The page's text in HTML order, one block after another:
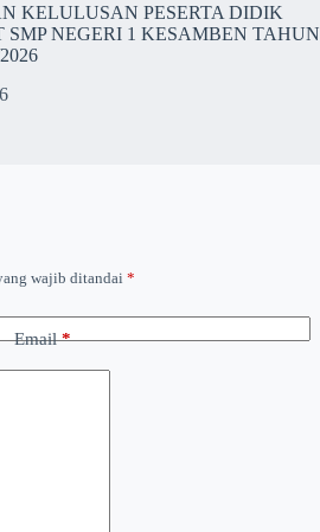
KELULUSAN PESERTA DIDIK
SMP NEGERI 1 KESAMBEN TAHUN
wajib ditandai *
Email*